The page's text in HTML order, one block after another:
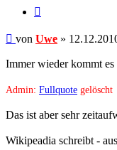
Beitrag
von Uwe »
Immer wieder kommt
Admin: Fullquote gelöscht
Das ist aber sehr
Wikipeadia schreibt -